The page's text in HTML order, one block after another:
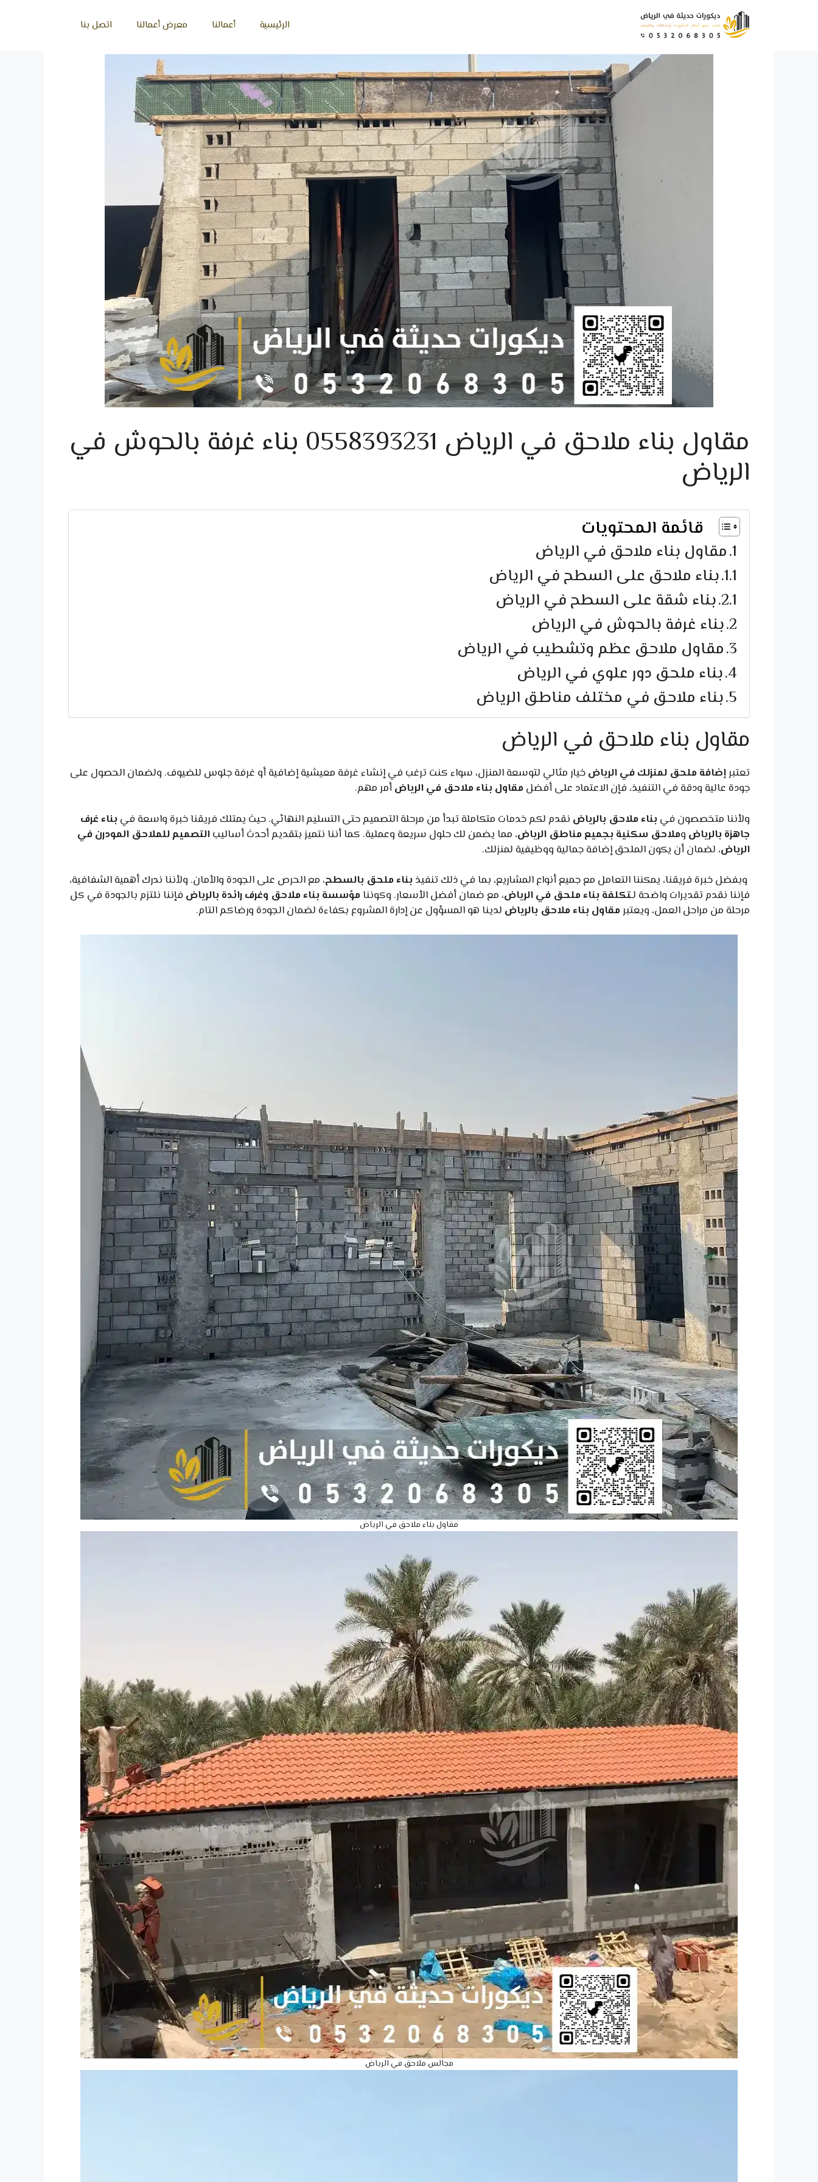
الرئيسية أعمالنا معرض أعمالنا اتصل بنا
مقاول بناء ملاحق في الرياض 0558393231 بناء غرفة بالحوش في
الرياض
قائمة المحتويات
مقاول بناء ملاحق في الرياض
بناء ملاحق على السطح في الرياض
بناء شقة على السطح في الرياض
بناء غرفة بالحوش في الرياض
مقاول ملاحق عظم وتشطيب في الرياض
بناء ملحق دور علوي في الرياض
بناء ملاحق في مختلف مناطق الرياض
مقاول بناء ملاحق في الرياض
تعتبرإضافة ملحق لمنزلك في الرياضخيار مثالي لتوسعة المنزل، سواء كنت ترغب في إنشاء غرفة معيشية إضافية أو غرفة جلوس للضيوف. ولضمان الحصول على
جودة عالية ودقة في التنفيذ، فإن الاعتماد على أفضلمقاول بناء ملاحق في الرياضأمر مهم.
ولأننا متخصصون فيبناء ملاحق بالرياض نقدم لكم خدمات متكاملة تبدأ من مرحلة التصميم حتى التسليم النهائي. حيث يمتلك فريقنا خبرة واسعة فيبناء غرف
جاهزة بالرياض وملاحق سكنية بجميع مناطق الرياض، مما يضمن لك حلول سريعة وعملية. كما أننا نتميز بتقديم أحدث أساليبالتصميم للملاحق المودرن في
الرياض، لضمان أن يكون الملحق إضافة جمالية ووظيفية لمنزلك.
وبفضل خبرة فريقنا، يمكننا التعامل مع جميع أنواع المشاريع، بما في ذلك تنفيذبناء ملحق بالسطح، مع الحرص على الجودة والأمان. ولأننا ندرك أهمية الشفافية،
فإننا نقدم تقديرات واضحة لـتكلفة بناء ملحق في الرياض، مع ضمان أفضل الأسعار. وكوننامؤسسة بناء ملاحق وغرف رائدة بالرياض فإننا نلتزم بالجودة في كل
مرحلة من مراحل العمل، ويعتبرمقاول بناء ملاحق بالرياض لدينا هو المسؤول عن إدارة المشروع بكفاءة لضمان الجودة ورضاكم التام.
مقاول بناء ملاحق في الرياض
مجالس ملاحق في الرياض